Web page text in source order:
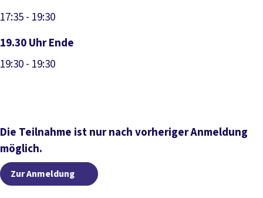
17:35- 19:30
19.30 Uhr Ende
19:30- 19:30
Die Teilnahme ist nur nach vorheriger Anmeldung
möglich.
Zur Anmeldung